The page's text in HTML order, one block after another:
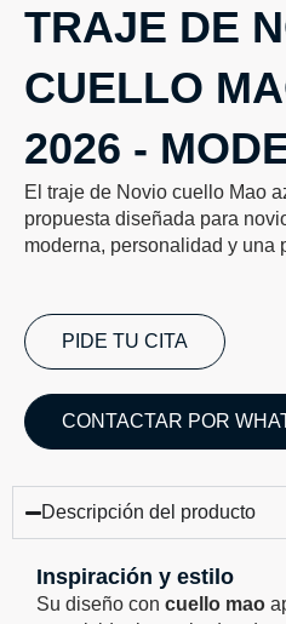
TRAJE DE
CUELLO
2026 -
El traje de Novio cuello Mao
propuesta diseñada para
moderna, personalidad y una
PIDE TU CITA
CONTACTAR POR
Descripción del producto
Inspiración y estilo
Su diseño con cuello mao